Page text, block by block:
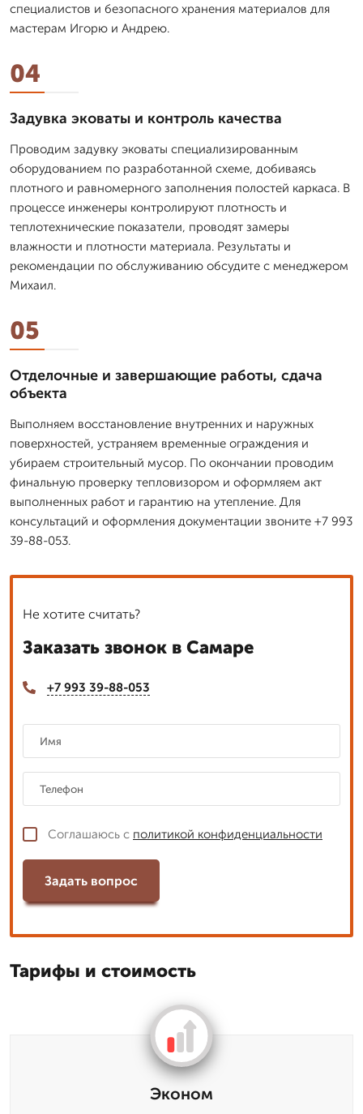
специалистов и безопасного хранения материалов для
мастерам Игорю и Андрею.
04
Задувка эковаты и контроль качества
Проводим задувку эковаты специализированным
оборудованием по разработанной схеме, добиваясь
плотного и равномерного заполнения полостей каркаса. В
процессе инженеры контролируют плотность и
теплотехнические показатели, проводят замеры
влажности и плотности материала. Результаты и
рекомендации по обслуживанию обсудите с менеджером
Михаил.
05
Отделочные и завершающие работы, сдача
объекта
Выполняем восстановление внутренних и наружных
поверхностей, устраняем временные ограждения и
убираем строительный мусор. По окончании проводим
финальную проверку тепловизором и оформляем акт
выполненных работ и гарантию на утепление. Для
консультаций и оформления документации звоните +7 993
39-88-053.
Не хотите считать?
Заказать звонок в Самаре
+7 993 39-88-053
Соглашаюсь с политикой конфиденциальности
Задать вопрос
Тарифы и стоимость
Эконом